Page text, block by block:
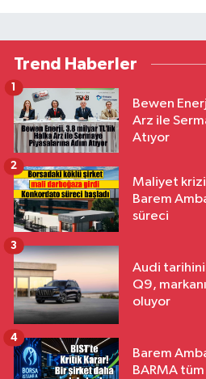
Trend Haberler
Bewen
Arz ile
Atıyor
1
Maliyet
Barem
süreci
2
Audi
Q9,
oluyor
3
Barem
BARMA
4